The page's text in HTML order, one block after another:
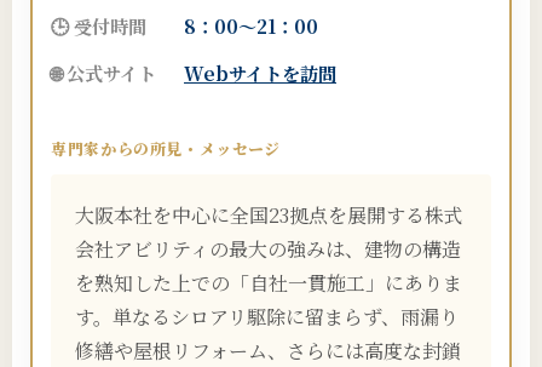
🕒 受付時間
8：00～21：00
🌐 公式サイト
Webサイトを訪問
専門家からの所見・メッセージ
大阪本社を中心に全国23拠点を展開する株式
会社アビリティの最大の強みは、建物の構造
を熟知した上での「自社一貫施工」にありま
す。単なるシロアリ駆除に留まらず、雨漏り
修繕や屋根リフォーム、さらには高度な封鎖